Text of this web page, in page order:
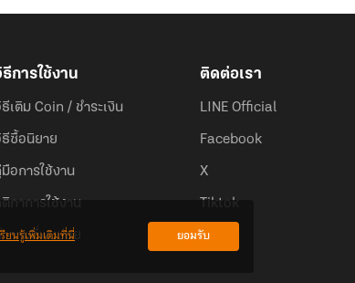
ธีการใช้งาน
เติม Coin / ชำระเงิน
ธีซื้อนิยาย
อการใช้งาน
ติกาการใช้งาน
ำถามที่พบบ่อย
ติดต่อเรา
LINE Official
Facebook
X
Tiktok
ยนรู้เพิ่มเติมที่นี่ ยอมรับ